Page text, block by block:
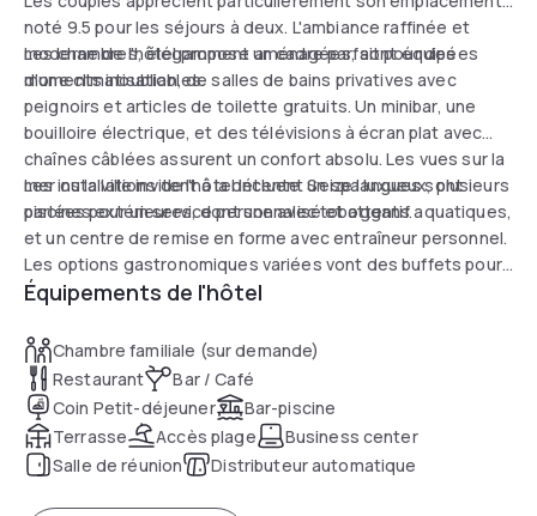
noté 9.5 pour les séjours à deux. L'ambiance raffinée et
moderne de l'hôtel propose un cadre parfait pour des
moments inoubliables.
Les chambres, élégamment aménagées, sont équipées
d'une climatisation, de salles de bains privatives avec
peignoirs et articles de toilette gratuits. Un minibar, une
bouilloire électrique, et des télévisions à écran plat avec
chaînes câblées assurent un confort absolu. Les vues sur la
mer ou la ville invitent à la détente. Seize langues sont
parlées pour un service personnalisé et attentif.
Les installations de l'hôtel incluent un spa luxueux, plusieurs
piscines extérieures, dont une avec toboggans aquatiques,
et un centre de remise en forme avec entraîneur personnel.
Les options gastronomiques variées vont des buffets pour
enfants aux cuisines internationales. Pour les loisirs, des
performances musicales sont disponibles, offrant aux
visiteurs une journée remplie de découvertes et
d'enchantements.
Équipements de l'hôtel
Chambre familiale (sur demande)
Restaurant
Bar / Café
Coin Petit-déjeuner
Bar-piscine
Terrasse
Accès plage
Business center
Salle de réunion
Distributeur automatique